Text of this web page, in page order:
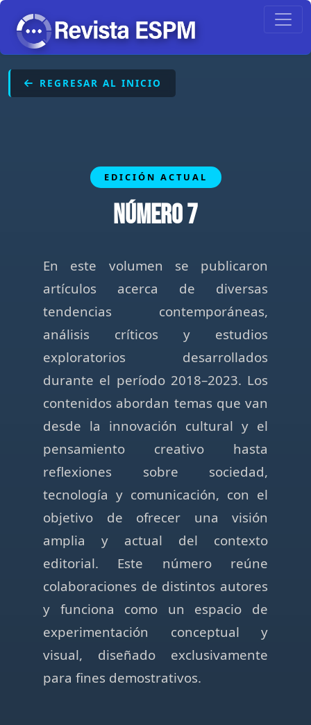
REGRESAR AL INICIO
EDICIÓN ACTUAL
Número 7
En este volumen se publicaron
artículos acerca de diversas
tendencias contemporáneas,
análisis críticos y estudios
exploratorios desarrollados
durante el período 2018–2023. Los
contenidos abordan temas que van
desde la innovación cultural y el
pensamiento creativo hasta
reflexiones sobre sociedad,
tecnología y comunicación, con el
objetivo de ofrecer una visión
amplia y actual del contexto
editorial. Este número reúne
colaboraciones de distintos autores
y funciona como un espacio de
experimentación conceptual y
visual, diseñado exclusivamente
para fines demostrativos.